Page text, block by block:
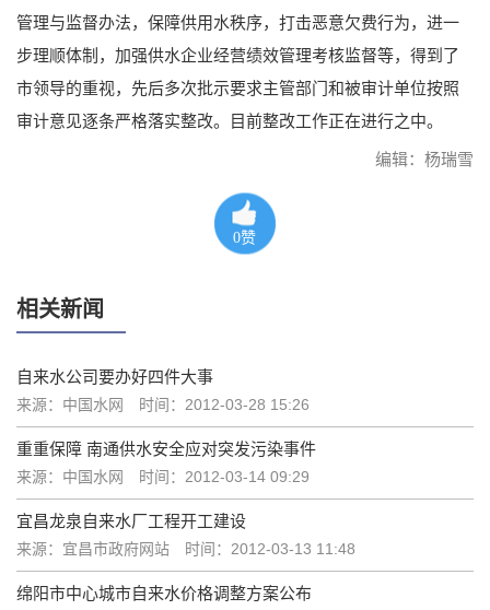
管理与监督办法，保障供用水秩序，打击恶意欠费行为，进一
步理顺体制，加强供水企业经营绩效管理考核监督等，得到了
市领导的重视，先后多次批示要求主管部门和被审计单位按照
审计意见逐条严格落实整改。目前整改工作正在进行之中。
编辑：杨瑞雪
0赞
相关新闻
自来水公司要办好四件大事
来源：中国水网 时间：2012-03-28 15:26
重重保障 南通供水安全应对突发污染事件
来源：中国水网 时间：2012-03-14 09:29
宜昌龙泉自来水厂工程开工建设
来源：宜昌市政府网站 时间：2012-03-13 11:48
绵阳市中心城市自来水价格调整方案公布